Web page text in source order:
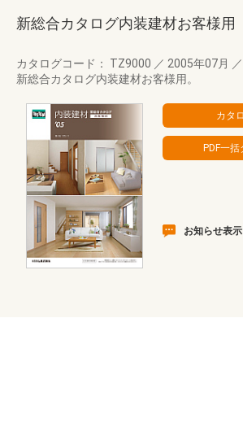
新総合カタログ内装建材お客様用
カタログコード： TZ9000 ／ 2005年07月 ／
新総合カタログ内装建材お客様用。
お知らせ表示